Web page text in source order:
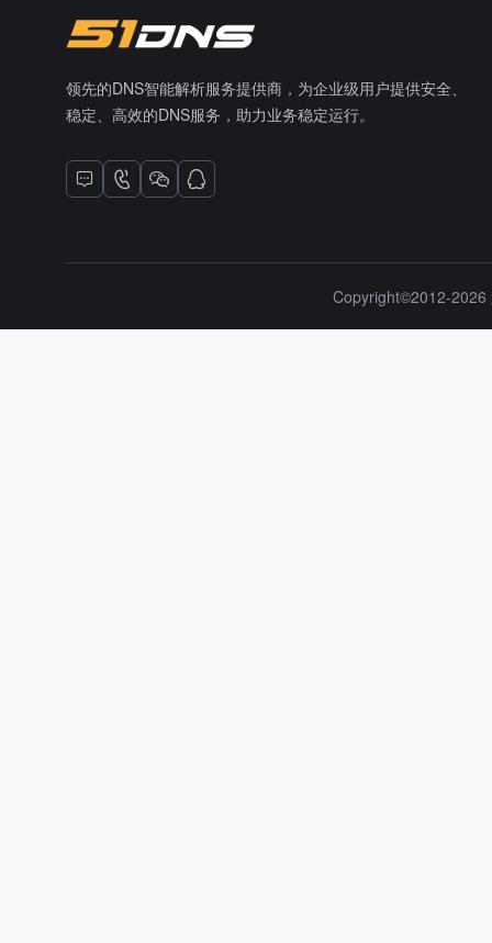
领先的DNS智能解析服务提供商，为企业级用户提供安全、
稳定、高效的DNS服务，助力业务稳定运行。
Copyright©2012-2026